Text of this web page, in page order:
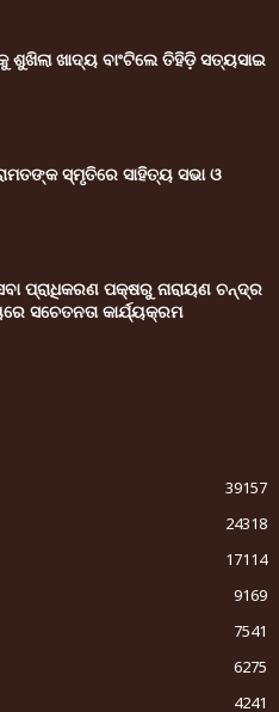
ଶୁଖିଲା ଖାଦ୍ୟ ବାଂଟିଲେ ତିହିଡି଼ ସତ୍ୟସାଇ
ସ୍ମୃତିରେ ସାହିତ୍ୟ ସଭା ଓ
ପ୍ରାଧିକରଣ ପକ୍ଷରୁ ନାରାୟଣ ଚନ୍ଦ୍ର
ସଚେତନତା କାର୍ଯ୍ୟକ୍ରମ
39157
24318
17114
9169
7541
6275
4241